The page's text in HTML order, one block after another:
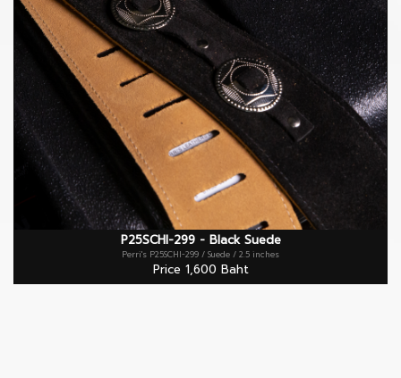
P25SCHI-299 - Black Suede
Perri's P25SCHI-299 / Suede / 2.5 inches
Price 1,600 Baht